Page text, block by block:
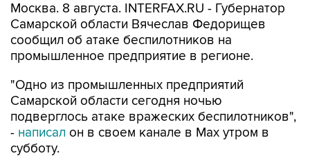
Москва. 8 августа. INTERFAX.RU - Губернатор
Самарской области Вячеслав Федорищев
сообщил об атаке беспилотников на
промышленное предприятие в регионе.
"Одно из промышленных предприятий
Самарской области сегодня ночью
подверглось атаке вражеских беспилотников",
- написал он в своем канале в Max утром в
субботу.